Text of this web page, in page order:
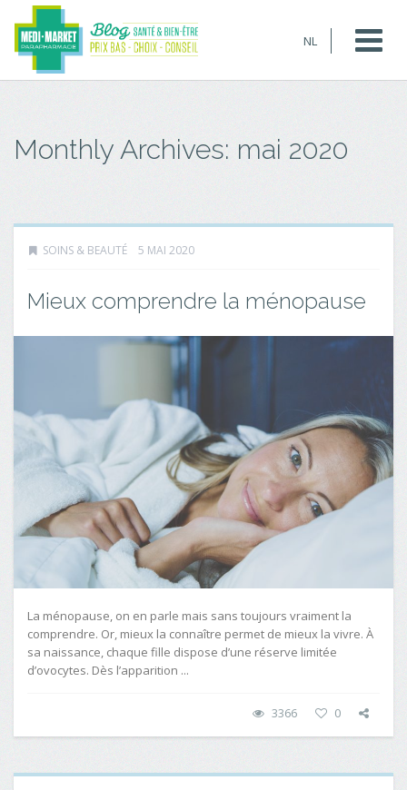
NL
Monthly Archives: mai 2020
SOINS & BEAUTÉ 5 MAI 2020
Mieux comprendre la ménopause
La ménopause, on en parle mais sans toujours vraiment la
comprendre. Or, mieux la connaître permet de mieux la vivre. À
sa naissance, chaque fille dispose d’une réserve limitée
d’ovocytes. Dès l’apparition ...
3366 0